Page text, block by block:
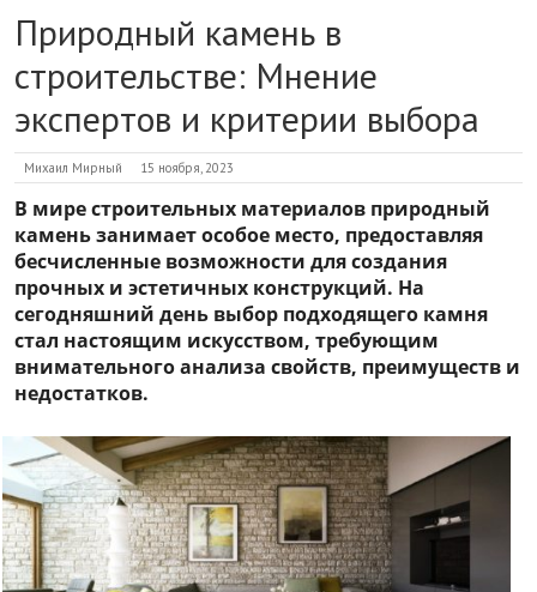
Природный камень в
строительстве: Мнение
экспертов и критерии выбора
Михаил Мирный 15 ноября, 2023
В мире строительных материалов природный
камень занимает особое место, предоставляя
бесчисленные возможности для создания
прочных и эстетичных конструкций. На
сегодняшний день выбор подходящего камня
стал настоящим искусством, требующим
внимательного анализа свойств, преимуществ и
недостатков.